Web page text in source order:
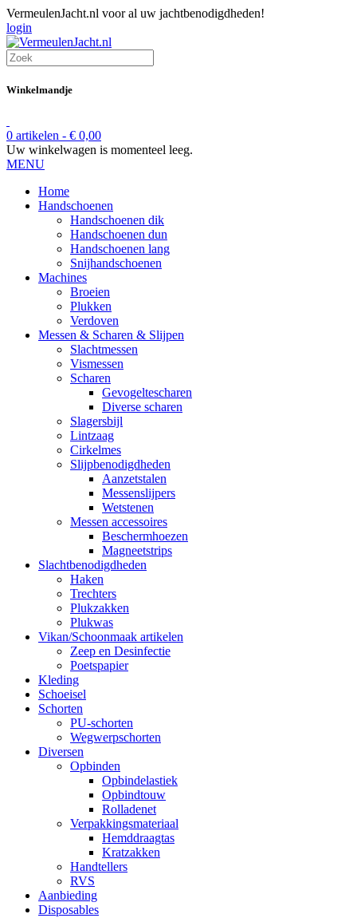
VermeulenJacht.nl voor al uw jachtbenodigdheden!
login
Winkelmandje
0 artikelen - € 0,00
Uw winkelwagen is momenteel leeg.
MENU
Home
Handschoenen
Handschoenen dik
Handschoenen dun
Handschoenen lang
Snijhandschoenen
Machines
Broeien
Plukken
Verdoven
Messen & Scharen & Slijpen
Slachtmessen
Vismessen
Scharen
Gevogeltescharen
Diverse scharen
Slagersbijl
Lintzaag
Cirkelmes
Slijpbenodigdheden
Aanzetstalen
Messenslijpers
Wetstenen
Messen accessoires
Beschermhoezen
Magneetstrips
Slachtbenodigdheden
Haken
Trechters
Plukzakken
Plukwas
Vikan/Schoonmaak artikelen
Zeep en Desinfectie
Poetspapier
Kleding
Schoeisel
Schorten
PU-schorten
Wegwerpschorten
Diversen
Opbinden
Opbindelastiek
Opbindtouw
Rolladenet
Verpakkingsmateriaal
Hemddraagtas
Kratzakken
Handtellers
RVS
Aanbieding
Disposables